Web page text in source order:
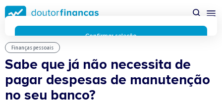
Saltar
para
conteúdo
principal
Finanças pessoais
Sabe que já não necessita de
pagar despesas de manutenção
no seu banco?
possível enquanto utilizador do portal Doutor Finanças e
personalizar conteúdos e anúncios.
Saiba mais sobre as
funcionalidades dos cookiesaqui.
Respeitamos a sua privacidade e estamos comprometidos com
a transparência no uso de cookies no nosso website. Não
recolhemos, processamos ou armazenamos quaisquer dados
pessoais através de cookies durante a navegação normal no
nosso website.
Os cookies utilizados no nosso website são limitados a cookies
essenciais e funcionais que melhoram o desempenho do site e
Confirmar seleção